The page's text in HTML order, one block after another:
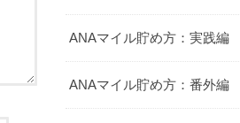
ANAマイル貯め方：実践編
ANAマイル貯め方：番外編